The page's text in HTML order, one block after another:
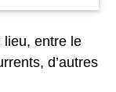
lieu, entre le
d’autres